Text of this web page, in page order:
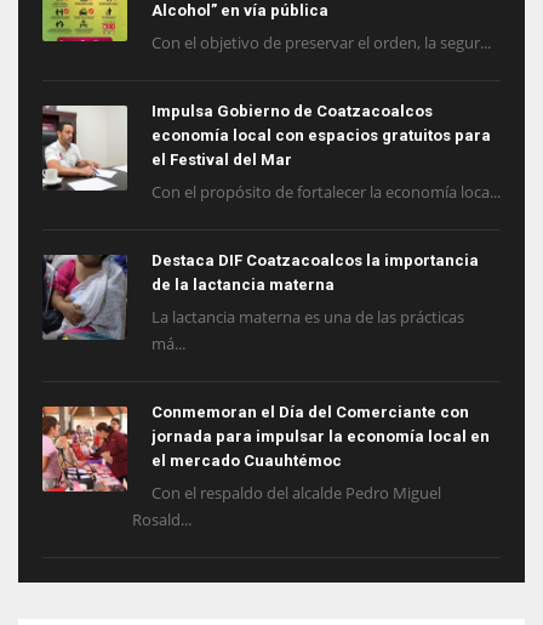
Alcohol” en vía pública
Con el objetivo de preservar el orden, la segur...
Impulsa Gobierno de Coatzacoalcos
economía local con espacios gratuitos para
el Festival del Mar
Con el propósito de fortalecer la economía loca...
Destaca DIF Coatzacoalcos la importancia
de la lactancia materna
La lactancia materna es una de las prácticas
má...
Conmemoran el Día del Comerciante con
jornada para impulsar la economía local en
el mercado Cuauhtémoc
Con el respaldo del alcalde Pedro Miguel
Rosald...